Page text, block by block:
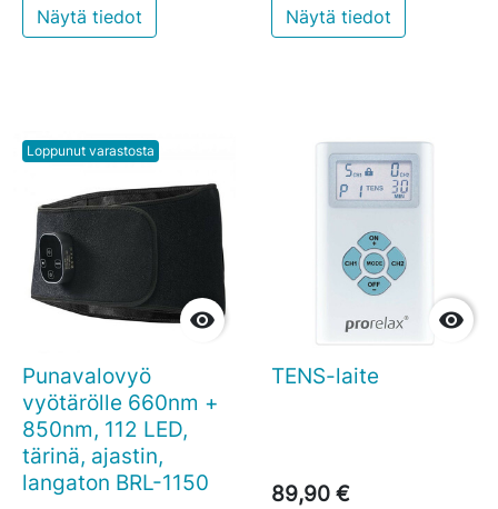
Näytä tiedot Näytä tiedot
Loppunut varastosta

Punavalovyö
vyötärölle 660nm +
850nm, 112 LED,
tärinä, ajastin,
langaton BRL-1150

TENS-laite
89,90 €